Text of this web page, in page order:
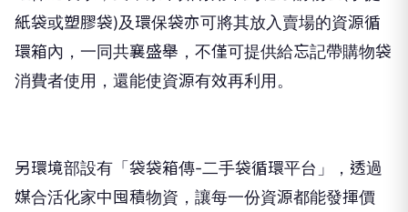
紙袋或塑膠袋)及環保袋亦可將其放入賣場的資源循
環箱內，一同共襄盛舉，不僅可提供給忘記帶購物袋
消費者使用，還能使資源有效再利用。
另環境部設有「袋袋箱傳-二手袋循環平台」，透過
媒合活化家中囤積物資，讓每一份資源都能發揮價